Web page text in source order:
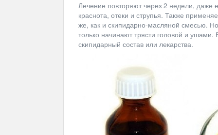
Лечение повторяют через 2 недели, даже
краснота, отеки и струпья. Также
же, как и скипидарно-масляной смесью.
только начинают трясти головой и
скипидарный состав или лекарства.